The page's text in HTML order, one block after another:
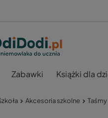
Zabawki Książki dla
Akcesoria szkolne